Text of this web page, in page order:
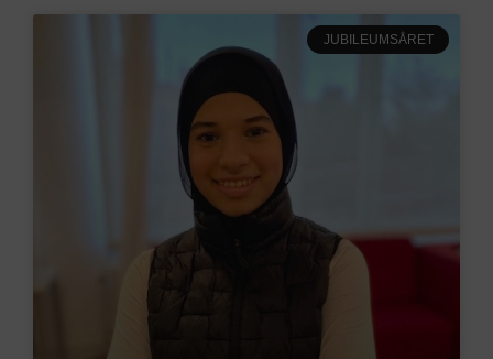
JUBILEUMSÅRET